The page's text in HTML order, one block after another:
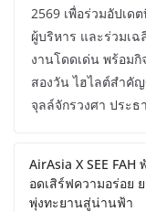
2569 เพื่อร่วมอัปเด
ผู้บริหาร และร่วมเ
งานโดดเด่น พร้อม
สองวัน ไฮไลต์สำคั
จุลล์จักรวงศา ประ
AirAsia X SEE
อดเสิร์ฟความอร่อย
พุ่งทะยานสู่น่านฟ้า